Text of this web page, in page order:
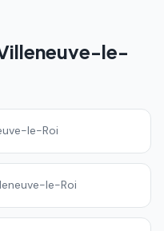
le-
le-Roi
le-Roi